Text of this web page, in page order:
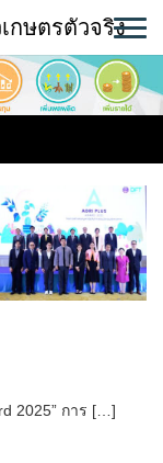
กษตรตัวจริง
2025” การ […]